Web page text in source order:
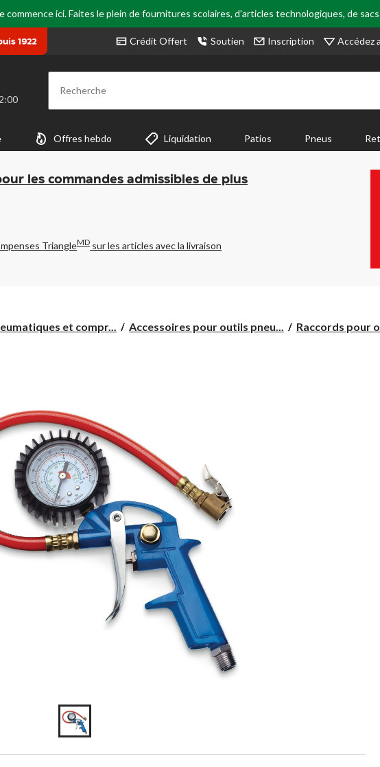
commence ici. Faites le plein de fournitures scolaires, d'articles technologiques, de
Crédit Offert Soutien Inscription Accédez
à 22:00 Recherche
Offres hebdo Liquidation Patios Pneus
les commandes admissibles de plus
TriangleMD sur les articles avec la livraison
et compr... Accessoires pour outils pneu... Raccords pour